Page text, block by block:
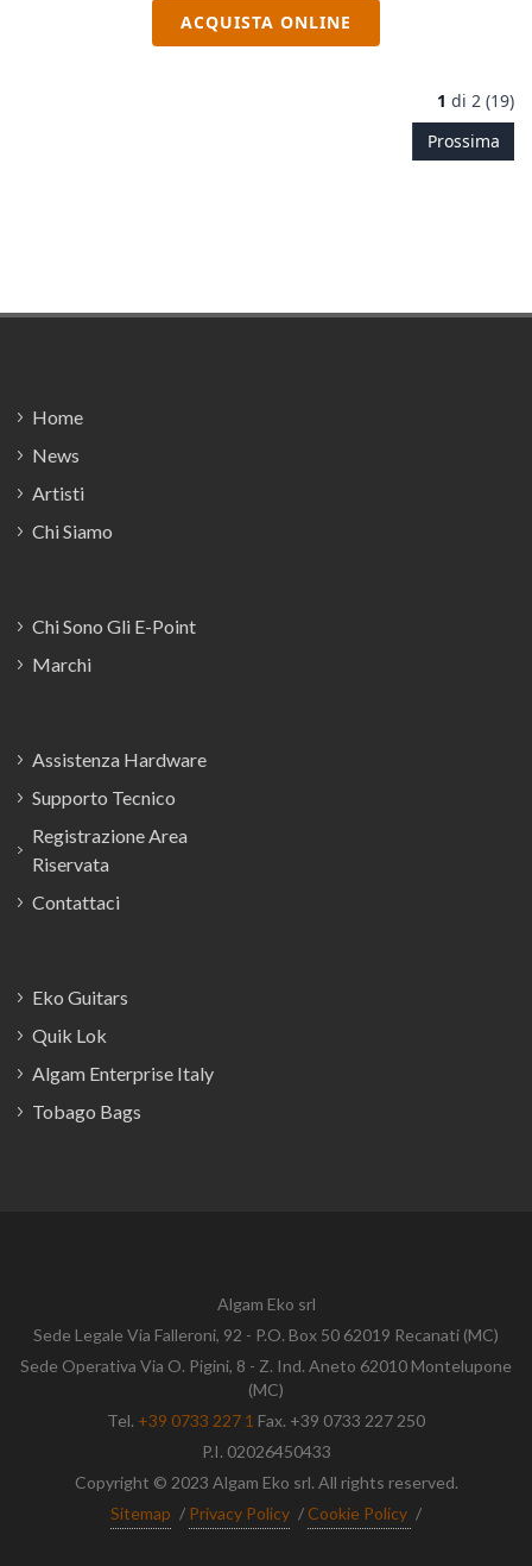
ACQUISTA ONLINE
1 di 2 (19)
Prossima
Home
News
Artisti
Chi Siamo
Chi Sono Gli E-Point
Marchi
Assistenza Hardware
Supporto Tecnico
Registrazione Area
Riservata
Contattaci
Eko Guitars
Quik Lok
Algam Enterprise Italy
Tobago Bags
Algam Eko srl
Sede Legale Via Falleroni, 92 - P.O. Box 50 62019 Recanati (MC)
Sede Operativa Via O. Pigini, 8 - Z. Ind. Aneto 62010 Montelupone
(MC)
Tel. +39 0733 227 1 Fax. +39 0733 227 250
P.I. 02026450433
Copyright © 2023 Algam Eko srl. All rights reserved.
Sitemap / Privacy Policy / Cookie Policy /